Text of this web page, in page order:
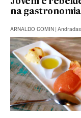
na
ARNALDO COMIN |